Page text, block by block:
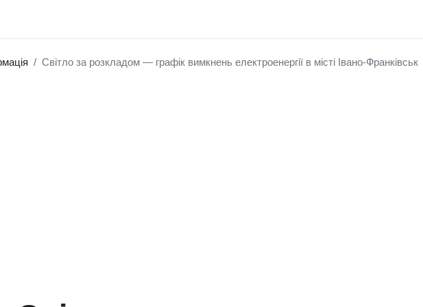
Світло за розкладом — графік вимкнень електроенергії в місті Івано‑Франківськ